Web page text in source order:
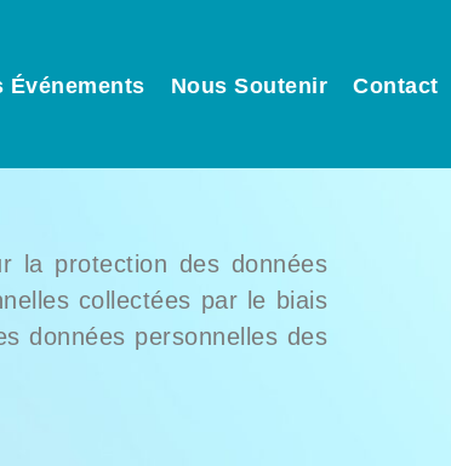
Événements Nous Soutenir Contact
la protection des données
collectées par le biais
données personnelles des